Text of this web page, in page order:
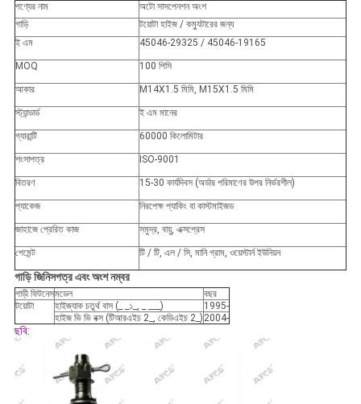
পণ্যের নাম
অটো সাসপেনশন অংশ
গাড়ি
টয়োটা হাইজ / কম্যুটারের জন্য
ই এম
45046-29325 / 45046-19165
MOQ 100 পিসি
আকার M14X1.5 মিমি, M15X1.5 মিমি
স্ট্যান্ডার্ড ই এম মানের
গ্যারান্টি 60000 কিলোমিটার
শংসাপত্র ISO-9001
বিতরণ 15-30 কার্যদিবস (অর্ডার পরিমাণের উপর নির্ভরশীল)
প্যাকেজ নিরপেক্ষ প্যাকিং বা কাস্টমাইজড
জাহাজে প্রেরিত কাজ সমুদ্র, বায়ু, এক্সপ্রেস
পেমেন্ট টি / টি, এল / সি, মানি গ্রাম, ওয়েস্টার্ন ইউনিয়ন
গাড়িজিনিসপত্র এবং অংশ নম্বর
গাড়ী ফিটনেসমডেল
বছর
টয়োটা
হাইজ্যাক চতুর্থ বাস (_ _১_, _ ___)
1995-
হাইজ ভি ভি বক্স (টিআরএইচ 2_, কেডিএইচ 2_) 2004-
ছবি: